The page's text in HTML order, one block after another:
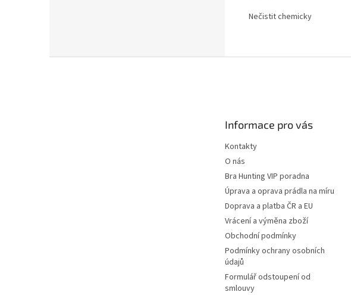
Nečistit chemicky
Informace pro vás
Kontakty
O nás
Bra Hunting VIP poradna
Úprava a oprava prádla na míru
Doprava a platba ČR a EU
Vrácení a výměna zboží
Obchodní podmínky
Podmínky ochrany osobních
údajů
Formulář odstoupení od
smlouvy